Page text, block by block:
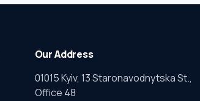
Our Address
01015 Kyiv, 13 Staronavodnytska St.,
Office 48